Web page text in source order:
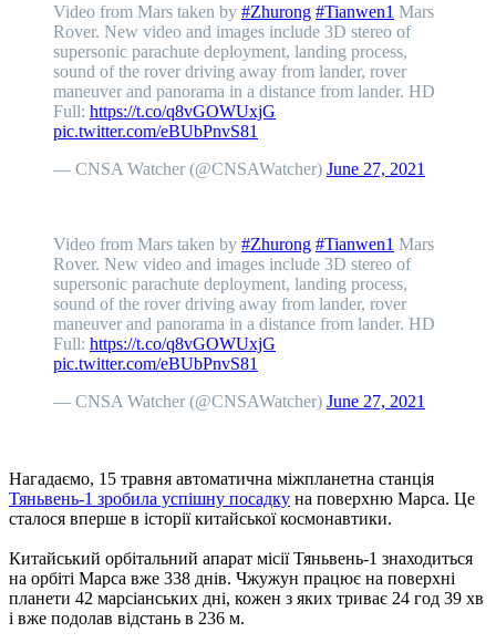
Video from Mars taken by #Zhurong #Tianwen1 Mars
Rover. New video and images include 3D stereo of
supersonic parachute deployment, landing process,
sound of the rover driving away from lander, rover
maneuver and panorama in a distance from lander. HD
Full: https://t.co/q8vGOWUxjG
pic.twitter.com/eBUbPnvS81
— CNSA Watcher (@CNSAWatcher) June 27, 2021
Video from Mars taken by #Zhurong #Tianwen1 Mars
Rover. New video and images include 3D stereo of
supersonic parachute deployment, landing process,
sound of the rover driving away from lander, rover
maneuver and panorama in a distance from lander. HD
Full: https://t.co/q8vGOWUxjG
pic.twitter.com/eBUbPnvS81
— CNSA Watcher (@CNSAWatcher) June 27, 2021
Нагадаємо, 15 травня автоматична міжпланетна станція
Тяньвень-1 зробила успішну посадку на поверхню Марса. Це
сталося вперше в історії китайської космонавтики.
Китайський орбітальний апарат місії Тяньвень-1 знаходиться
на орбіті Марса вже 338 днів. Чжужун працює на поверхні
планети 42 марсіанських дні, кожен з яких триває 24 год 39 хв
і вже подолав відстань в 236 м.